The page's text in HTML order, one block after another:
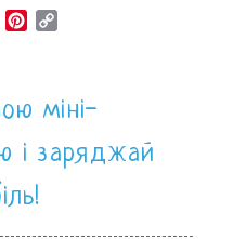
google_bookmarks
Pinterest
міні-
і заряджай